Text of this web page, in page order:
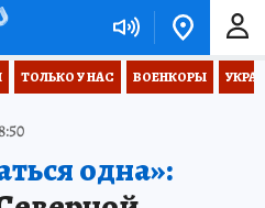
ТОЛЬКО У НАС ВОЕНКОРЫ
одна»: